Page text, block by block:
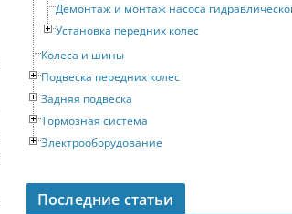
Установка передних колес
Колеса и шины
Подвеска передних колес
Задняя подвеска
Тормозная система
Электрооборудование
Последние статьи